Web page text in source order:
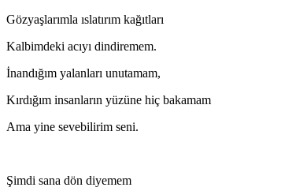
Gözyaşlarımla ıslatırım kağıtları
Kalbimdeki acıyı dindiremem.
İnandığım yalanları unutamam,
Kırdığım insanların yüzüne hiç bakamam
Ama yine sevebilirim seni.
Şimdi sana dön diyemem